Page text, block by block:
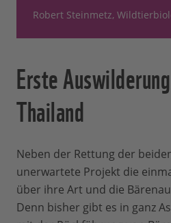
Robert Steinmetz,
Erste
Thailand
Neben der Rettung der
unerwartete Projekt die
über ihre Art und die
Denn bisher gibt es in ganz